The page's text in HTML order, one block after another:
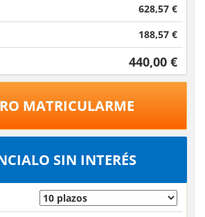
628,57 €
188,57 €
440,00 €
MATRICULARME
SIN INTERÉS